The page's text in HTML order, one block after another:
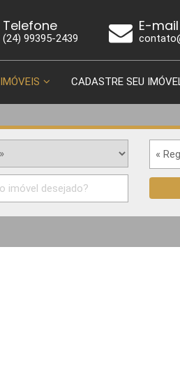
Telefone
(24) 99395-2439
E-mail
IMÓVEIS CADASTRE SEU
«